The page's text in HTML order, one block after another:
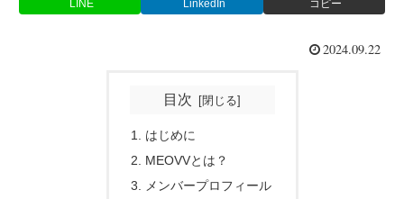
LINE LinkedIn コピー
2024.09.22
目次
はじめに
MEOVVとは？
メンバープロフィール